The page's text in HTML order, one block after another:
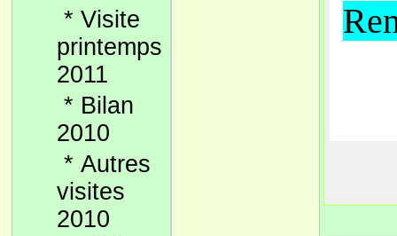
* Visite
printemps
2011
* Bilan
2010
* Autres
visites
2010